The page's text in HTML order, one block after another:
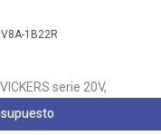
1B22R
serie 20V,